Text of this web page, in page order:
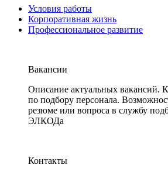
Условия работы
Корпоративная жизнь
Профессиональное развитие
Вакансии
Описание актуальных вакансий.
по подбору персонала.
резюме или вопроса в службу
ЭЛКОДа
Контакты